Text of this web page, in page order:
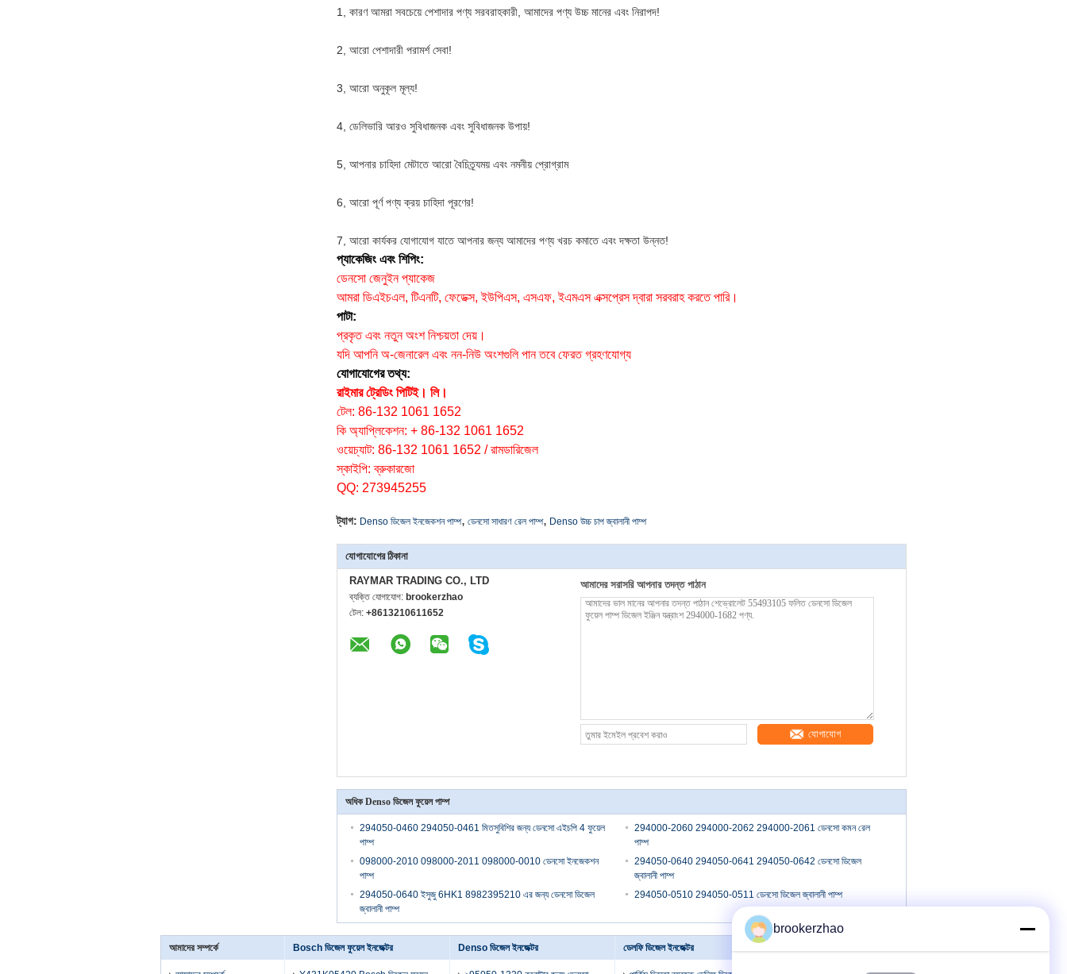
1, কারণ আমরা সবচেয়ে পেশাদার পণ্য সরবরাহকারী, আমাদের পণ্য উচ্চ মানের এবং নিরাপদ!
2, আরো পেশাদারী পরামর্শ সেবা!
3, আরো অনুকূল মূল্য!
4, ডেলিভারি আরও সুবিধাজনক এবং সুবিধাজনক উপায়!
5, আপনার চাহিদা মেটাতে আরো বৈচিত্র্যময় এবং নমনীয় প্রোগ্রাম
6, আরো পূর্ণ পণ্য ক্রয় চাহিদা পূরণের!
7, আরো কার্যকর যোগাযোগ যাতে আপনার জন্য আমাদের পণ্য খরচ কমাতে এবং দক্ষতা উন্নত!
প্যাকেজিং এবং শিপিং:
ডেনসো জেনুইন প্যাকেজ
আমরা ডিএইচএল, টিএনটি, ফেডেক্স, ইউপিএস, এসএফ, ইএমএস এক্সপ্রেস দ্বারা সরবরাহ করতে পারি।
পাটা:
প্রকৃত এবং নতুন অংশ নিশ্চয়তা দেয়।
যদি আপনি অ-জেনারেল এবং নন-নিউ অংশগুলি পান তবে ফেরত গ্রহণযোগ্য
যোগাযোগের তথ্য:
রাইমার ট্রেডিং পিটিই। লি।
টেল: 86-132 1061 1652
কি অ্যাপ্লিকেশন: + 86-132 1061 1652
ওয়েচ্যাট: 86-132 1061 1652 / রামডারিজেল
স্কাইপি: ব্রুকারজো
QQ: 273945255
ট্যাগ: Denso ডিজেল ইনজেকশন পাম্প, ডেনসো সাধারণ রেল পাম্প, Denso উচ্চ চাপ জ্বালানী পাম্প
যোগাযোগের ঠিকানা
RAYMAR TRADING CO., LTD
ব্যক্তি যোগাযোগ: brookerzhao
টেল: +8613210611652
আমাদের সরাসরি আপনার তদন্ত পাঠান
যোগাযোগ
অধিক Denso ডিজেল ফুয়েল পাম্প
294050-0460 294050-0461 মিতসুবিশির জন্য ডেনসো এইচপি 4 ফুয়েল
পাম্প
294000-2060 294000-2062 294000-2061 ডেনসো কমন রেল
পাম্প
098000-2010 098000-2011 098000-0010 ডেনসো ইনজেকশন
পাম্প
294050-0640 294050-0641 294050-0642 ডেনসো ডিজেল
জ্বালানী পাম্প
294050-0640 ইসুজু 6HK1 8982395210 এর জন্য ডেনসো ডিজেল
জ্বালানী পাম্প
294050-0510 294050-0511 ডেনসো ডিজেল জ্বালানী পাম্প
আমাদের সম্পর্কে Bosch ডিজেল ফুয়েল ইনজেক্টর Denso ডিজেল ইনজেক্টর ডেলফি ডিজেল ইনজেক্টর
brookerzhao